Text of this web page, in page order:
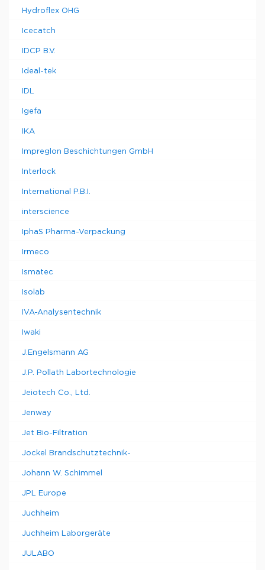
Hydroflex OHG
Icecatch
IDCP B.V.
Ideal-tek
IDL
Igefa
IKA
Impreglon Beschichtungen GmbH
Interlock
International P.B.I.
interscience
IphaS Pharma-Verpackung
Irmeco
Ismatec
Isolab
IVA-Analysentechnik
Iwaki
J.Engelsmann AG
J.P. Pollath Labortechnologie
Jeiotech Co., Ltd.
Jenway
Jet Bio-Filtration
Jockel Brandschutztechnik-
Johann W. Schimmel
JPL Europe
Juchheim
Juchheim Laborgeräte
JULABO